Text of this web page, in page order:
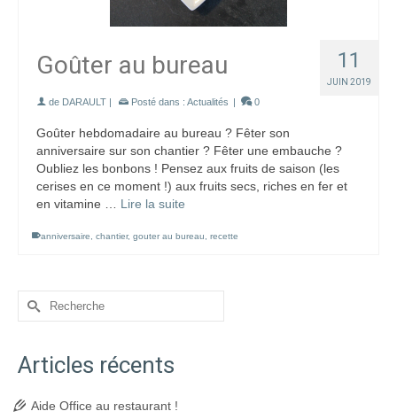
11
JUIN 2019
Goûter au bureau
de DARAULT | Posté dans : Actualités | 0
Goûter hebdomadaire au bureau ? Fêter son
anniversaire sur son chantier ? Fêter une embauche ?
Oubliez les bonbons ! Pensez aux fruits de saison (les
cerises en ce moment !) aux fruits secs, riches en fer et
en vitamine … Lire la suite
anniversaire chantier, gouter au bureau recette
Rechercher :
Articles récents
Aide Office au restaurant !